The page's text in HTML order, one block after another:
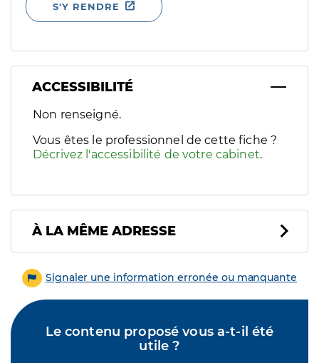
S'Y RENDRE
ACCESSIBILITÉ
Filtres
Sélectionnez un ou plusieurs handicaps/besoins
Non renseigné.
Vous êtes le professionnel de cette fiche ?
Décrivez l'accessibilité de votre cabinet.
À LA MÊME ADRESSE
Signaler une information erronée ou manquante
Le contenu proposé vous a-t-il été
utile ?